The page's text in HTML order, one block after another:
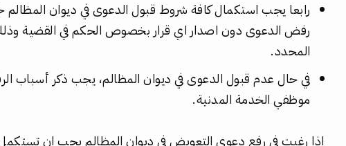
رابعا يجب استكمال كافة شروط قبول الدعوى في ديوان
رفض الدعوى دون اصدار اي قرار بخصوص الحكم في القضية
المحدد.
في حال عدم قبول الدعوى في ديوان المظالم، يجب ذكر أسباب
موظفي الخدمة المدنية.
اذا رغبت في رفع دعوى التعويض في ديوان المظالم يجب ان